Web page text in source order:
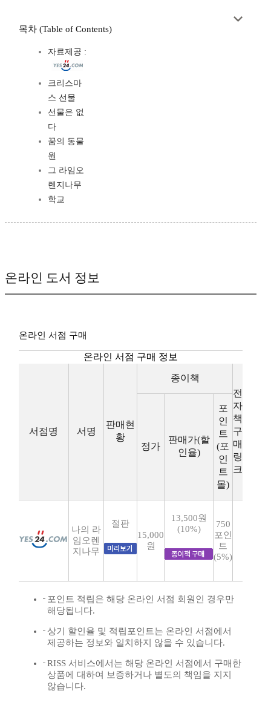
목차 (Table of Contents)
자료제공 :
크리스마
스 선물
선물은 없
다
꿈의 동물
원
그 라임오
렌지나무
학교
온라인 도서 정보
온라인 서점 구매
온라인 서점 구매 정보
서점명 서명
판매현
황
종이책
전
자
책
구
매
링
크
정가
판매가(할
인율)
포
인
트
(포
인
트
몰)
나의 라
임오렌
지나무
절판
15,000
원
13,500원
(10%)
750
포인
트
(5%)
포인트 적립은 해당 온라인 서점 회원인 경우만
해당됩니다.
상기 할인율 및 적립포인트는 온라인 서점에서
제공하는 정보와 일치하지 않을 수 있습니다.
RISS 서비스에서는 해당 온라인 서점에서 구매한
상품에 대하여 보증하거나 별도의 책임을 지지
않습니다.